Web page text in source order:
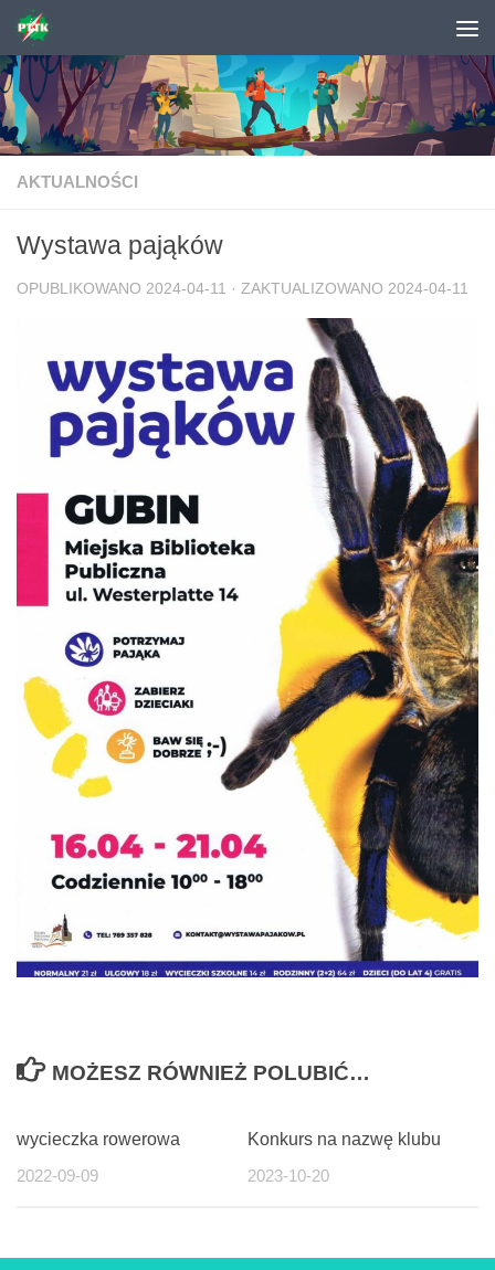
Skip to content
AKTUALNOŚCI
Wystawa pająków
OPUBLIKOWANO 2024-04-11 · ZAKTUALIZOWANO 2024-04-11
MOŻESZ RÓWNIEŻ POLUBIĆ…
wycieczka rowerowa
2022-09-09
Konkurs na nazwę klubu
2023-10-20